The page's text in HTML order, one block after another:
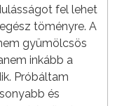
fel lehet
töményre. A
gyümölcsös
inkább a
Próbáltam
és